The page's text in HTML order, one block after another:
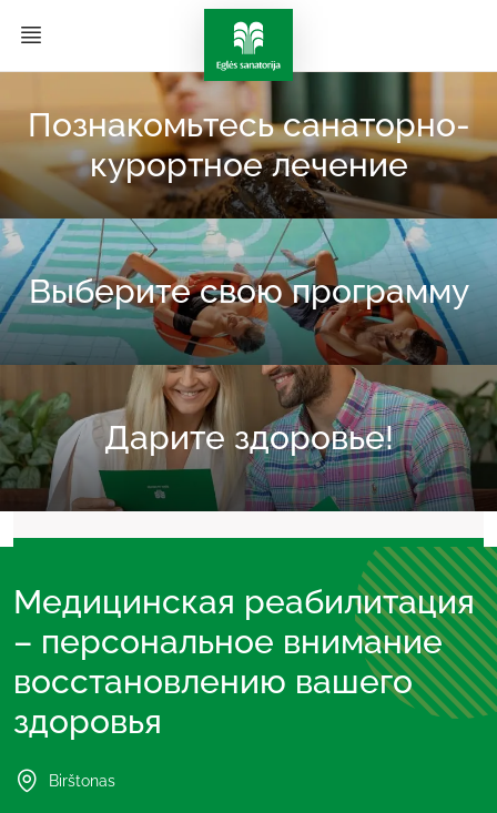
Познакомьтесь санаторно-
курортное лечение
Выберите свою программу
Дарите здоровье!
Медицинская реабилитация
– персональное внимание
восстановлению вашего
здоровья
Birštonas
Birštonas
Долгая и здоровая жизнь часто определена
Специалисты по здоровью рекомендуют санаторное
лечение 2 раза в год. При резервации прибытия в